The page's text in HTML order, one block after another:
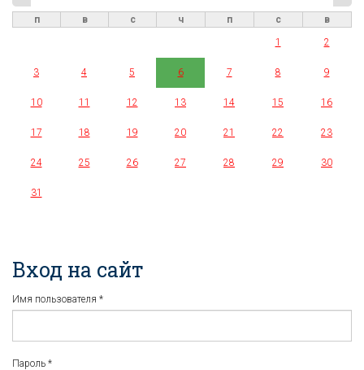
п в с ч п с
в
1
2
3 4 5 6 7 8 9
10 11 12 13 14 15 16
17 18 19 20 21 22 23
24 25 26 27 28 29 30
31
Вход на сайт
Имя пользователя *
Пароль *